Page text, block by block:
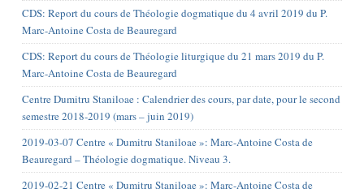
CDS: Report du cours de Théologie dogmatique du 4 avril 2019 du P.
Marc-Antoine Costa de Beauregard
CDS: Report du cours de Théologie liturgique du 21 mars 2019 du P.
Marc-Antoine Costa de Beauregard
Centre Dumitru Staniloae : Calendrier des cours, par date, pour le second
semestre 2018-2019 (mars – juin 2019)
2019-03-07 Centre « Dumitru Staniloae »: Marc-Antoine Costa de
Beauregard – Théologie dogmatique. Niveau 3.
2019-02-21 Centre « Dumitru Staniloae »: Marc-Antoine Costa de